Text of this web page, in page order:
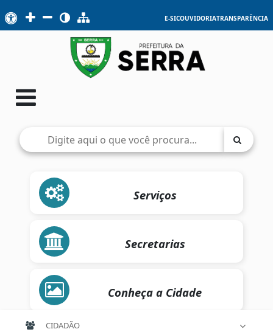
E-SICOUVIDORIATRANSPARÊNCIA
Serviços
Secretarias
Conheça a Cidade
CIDADÃO